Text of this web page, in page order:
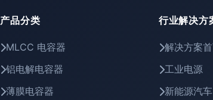
产品分类
MLCC 电容器
铝电解电容器
薄膜电容器
行业解决方
解决方案
工业电源
新能源汽车